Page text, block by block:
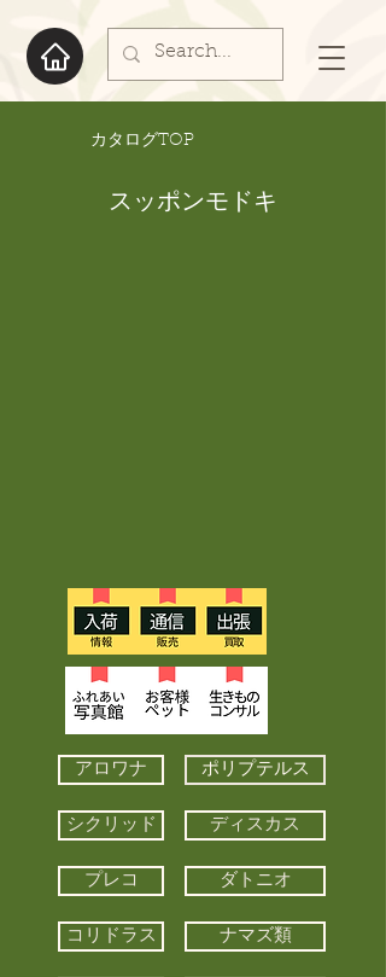
​カタログTOP
スッポンモドキ
アロワナ ポリプテルス
シクリッド ディスカス
プレコ ダトニオ
コリドラス ナマズ類